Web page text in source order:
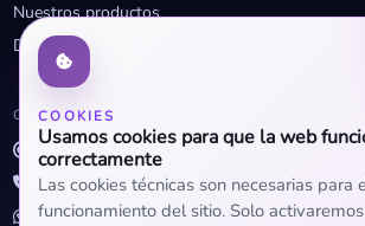
COOKIES
Usamos cookies para que la web
correctamente
Las cookies técnicas son necesarias para
funcionamiento del sitio. Solo
Nuestros productos
Descuentos profesionales
CONTACTO
info@openclima.com
919 32 73 23
+34 623 56 04 93 (WhatsApp)